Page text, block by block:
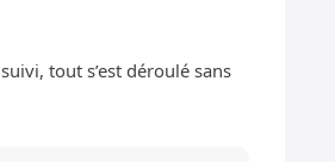
tout s’est déroulé sans